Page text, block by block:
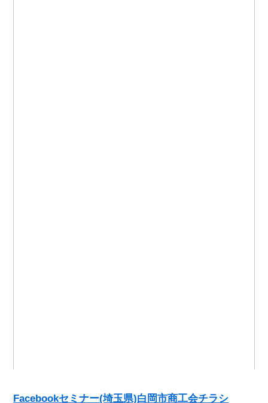
Facebookセミナー(埼玉県)白岡市商工会チラシ